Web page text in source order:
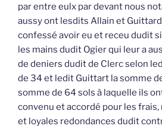
par entre eulx par devant nous
aussy ont lesdits Allain et
confessé avoir eu et receu dudit
les mains dudit Ogier qui leur a
de deniers dudit de Clerc selon
de 34 et ledit Guittart la somme
somme de 64 sols à laquelle ils
convenu et accordé pour les frais,
et loyales redondances dudit